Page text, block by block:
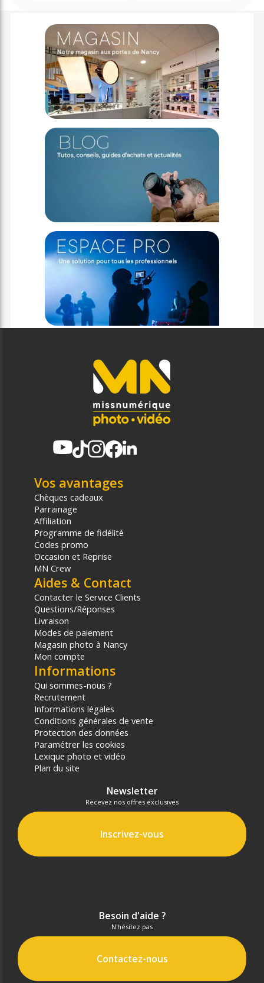
Vos avantages
Chèques cadeaux
Parrainage
Affiliation
Programme de fidélité
Codes promo
Occasion et Reprise
MN Crew
Aides & Contact
Contacter le Service Clients
Questions/Réponses
Livraison
Modes de paiement
Magasin photo à Nancy
Mon compte
Informations
Qui sommes-nous ?
Recrutement
Informations légales
Conditions générales de vente
Protection des données
Paramétrer les cookies
Lexique photo et vidéo
Plan du site
Newsletter
Recevez nos offres exclusives
Inscrivez-vous
Besoin d'aide ?
N'hésitez pas
Contactez-nous